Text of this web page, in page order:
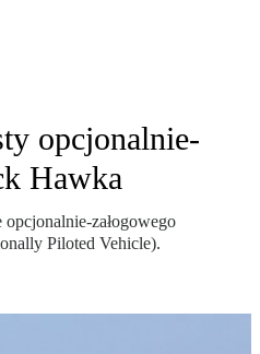
opcjonalnie-
Hawka
załogowego
Piloted Vehicle).